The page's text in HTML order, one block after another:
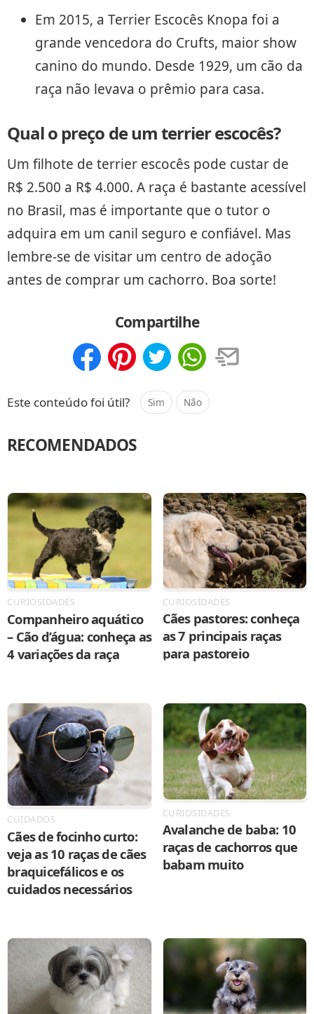
Em 2015, a Terrier Escocês Knopa foi a
grande vencedora do Crufts, maior show
canino do mundo. Desde 1929, um cão da
raça não levava o prêmio para casa.
Qual o preço de um terrier escocês?
Um filhote de terrier escocês pode custar de
R$ 2.500 a R$ 4.000. A raça é bastante acessível
no Brasil, mas é importante que o tutor o
adquira em um canil seguro e confiável. Mas
lembre-se de visitar um centro de adoção
antes de comprar um cachorro. Boa sorte!
Compartilhe
Este conteúdo foi útil? Sim Não
RECOMENDADOS
CURIOSIDADES
Companheiro aquático
– Cão d’água: conheça as
4 variações da raça
CURIOSIDADES
Cães pastores: conheça
as 7 principais raças
para pastoreio
CUIDADOS
Cães de focinho curto:
veja as 10 raças de cães
braquicefálicos e os
cuidados necessários
CURIOSIDADES
Avalanche de baba: 10
raças de cachorros que
babam muito